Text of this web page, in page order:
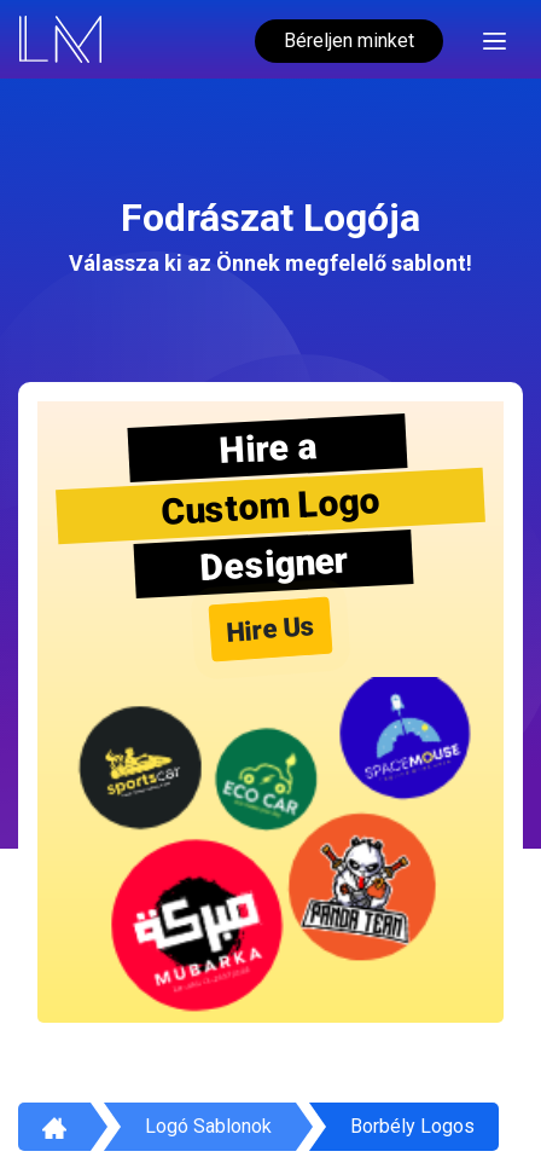
Béreljen minket
Fodrászat Logója
Válassza ki az Önnek megfelelő sablont!
Hire a
Custom Logo
Designer
Hire Us
Logó Sablonok Borbély Logos